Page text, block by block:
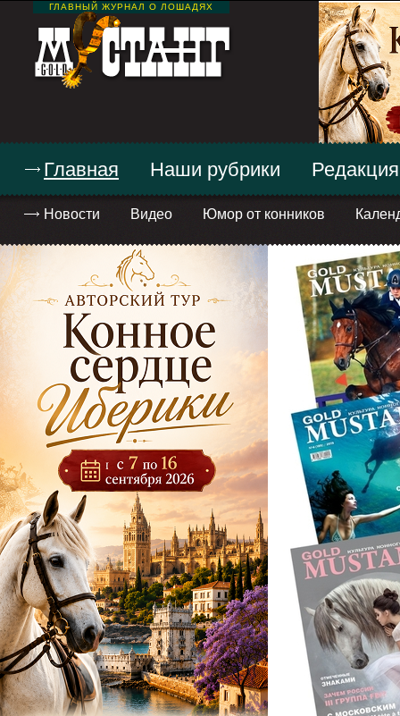
ГЛАВНЫЙ ЖУРНАЛ О ЛОШАДЯХ
Главная
Новости Видео Юмор от конников
Наши рубрики Редакция